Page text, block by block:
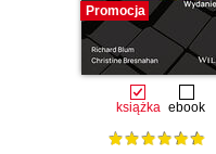
Promocja
książka ebook